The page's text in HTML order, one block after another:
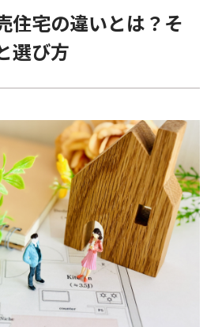
住宅の違いとは？そ
選び方